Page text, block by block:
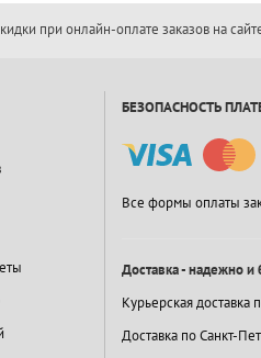
при онлайн-оплате заказов на
БЕЗОПАСНОСТЬ
Все формы оплаты
Доставка - надежно и
Курьерская доставка
Доставка по Санкт-